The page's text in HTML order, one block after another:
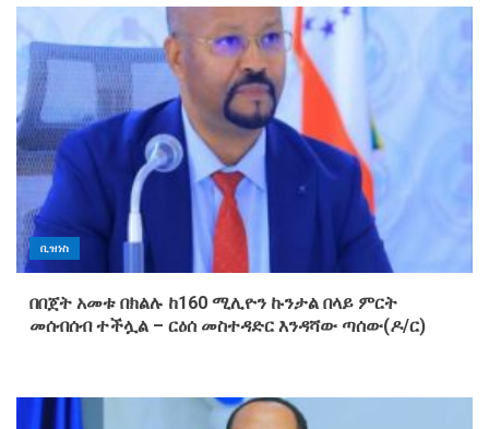
ቢዝነስ
በበጀት አመቱ በክልሉ ከ160 ሚሊዮን ኩንታል በላይ ምርት
መሰብሰብ ተችሏል – ርዕሰ መስተዳድር እንዳሻው ጣሰው(ዶ/ር)